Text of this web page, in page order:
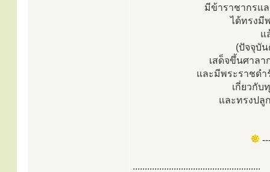
มีข้าราชากรแ
ได้ทรงมี
แ
(ปัจจุบั
เสด็จขึ้นศาลา
และมีพระราชด
เกี่ยวกับ
และทรงปลู
.....................................................